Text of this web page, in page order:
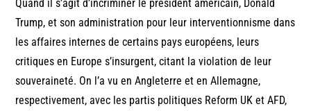
Quand il s’agit d’incriminer le président américain, Donald
Trump, et son administration pour leur interventionnisme dans
les affaires internes de certains pays européens, leurs
critiques en Europe s’insurgent, citant la violation de leur
souveraineté. On l’a vu en Angleterre et en Allemagne,
respectivement, avec les partis politiques Reform UK et AFD,